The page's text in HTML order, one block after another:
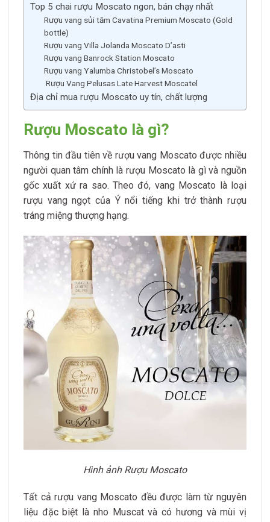
Top 5 chai rượu Moscato ngon, bán chạy nhất
Rượu vang sủi tăm Cavatina Premium Moscato (Gold
bottle)
Rượu vang Villa Jolanda Moscato D’asti
Rượu vang Banrock Station Moscato
Rượu vang Yalumba Christobel’s Moscato
Rượu Vang Pelusas Late Harvest Moscatel
Địa chỉ mua rượu Moscato uy tín, chất lượng
Rượu Moscato là gì?
Thông tin đầu tiên về rượu vang Moscato được nhiều
người quan tâm chính là rượu Moscato là gì và nguồn
gốc xuất xứ ra sao. Theo đó, vang Moscato là loại
rượu vang ngọt của Ý nổi tiếng khi trở thành rượu
tráng miệng thượng hạng.
Hình ảnh Rượu Moscato
Tất cả rượu vang Moscato đều được làm từ nguyên
liệu đặc biệt là nho Muscat và có hương và mùi vị